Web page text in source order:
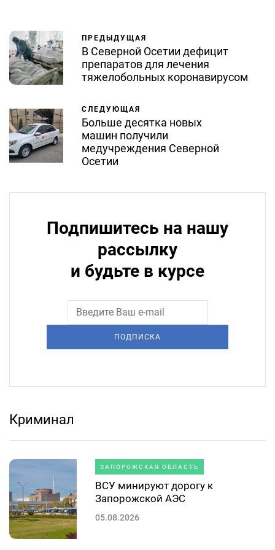
ПРЕДЫДУЩАЯ
В Северной Осетии дефицит
препаратов для лечения
тяжелобольных коронавирусом
СЛЕДУЮЩАЯ
Больше десятка новых
машин получили
медучреждения Северной
Осетии
Подпишитесь на нашу
рассылку
и будьте в курсе
ПОДПИСКА
Криминал
ЗАПОРОЖСКАЯ ОБЛАСТЬ
ВСУ минируют дорогу к
Запорожской АЭС
05.08.2026